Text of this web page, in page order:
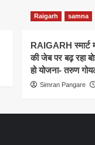
Raigarh samna
RAIGARH स्मार्ट
की जेब पर बढ़ रहा
हो योजना- तरुण
Simran Pangare